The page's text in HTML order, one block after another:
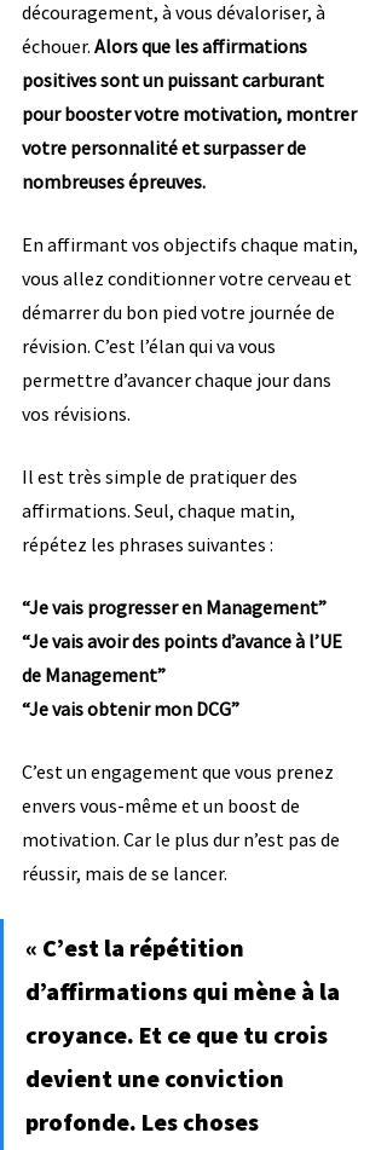
découragement, à vous dévaloriser, à
échouer. Alors que les affirmations
positives sont un puissant carburant
pour booster votre motivation, montrer
votre personnalité et surpasser de
nombreuses épreuves.
En affirmant vos objectifs chaque matin,
vous allez conditionner votre cerveau et
démarrer du bon pied votre journée de
révision. C’est l’élan qui va vous
permettre d’avancer chaque jour dans
vos révisions.
Il est très simple de pratiquer des
affirmations. Seul, chaque matin,
répétez les phrases suivantes :
“Je vais progresser en Management”
“Je vais avoir des points d’avance à l’UE
de Management”
“Je vais obtenir mon DCG”
C’est un engagement que vous prenez
envers vous-même et un boost de
motivation. Car le plus dur n’est pas de
réussir, mais de se lancer.
« C’est la répétition
d’affirmations qui mène à la
croyance. Et ce que tu crois
devient une conviction
profonde. Les choses